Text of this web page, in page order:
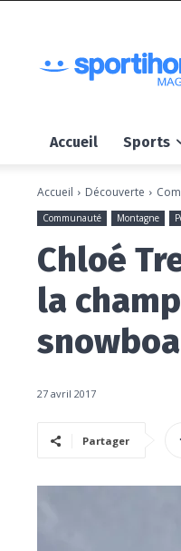
Accueil Sports
Accueil Découverte
Communauté Montagne
Chloé
la
27 avril 2017
Partager